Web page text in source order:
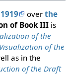
overthe
of Book III is
of the
of the
as in the
of the Draft